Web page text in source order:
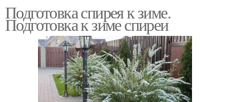
Подготовка спирея к зиме.
Подготовка к зиме спиреи